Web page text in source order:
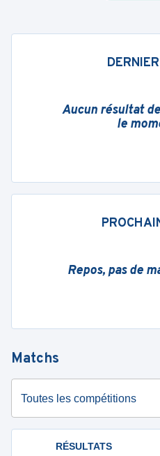
Aucun résultat
le
Repos, pas de
Matchs
Toutes les compétitions
RÉSULTATS